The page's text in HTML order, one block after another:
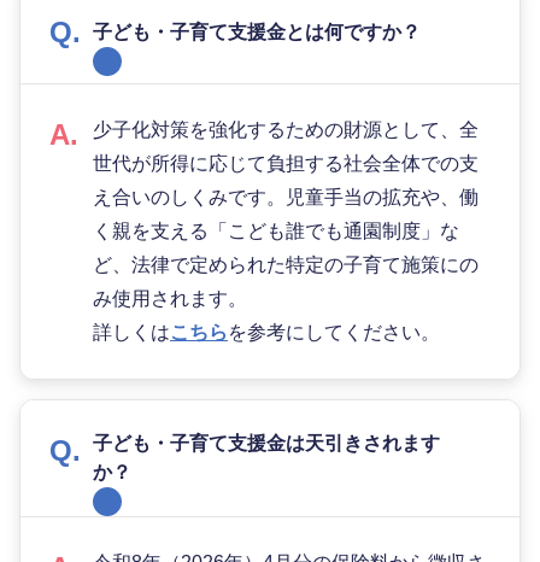
子ども・子育て支援金とは何ですか？
少子化対策を強化するための財源として、全
世代が所得に応じて負担する社会全体での支
え合いのしくみです。児童手当の拡充や、働
く親を支える「こども誰でも通園制度」な
ど、法律で定められた特定の子育て施策にの
み使用されます。
詳しくはこちら を参考にしてください。
子ども・子育て支援金は天引きされます
か？